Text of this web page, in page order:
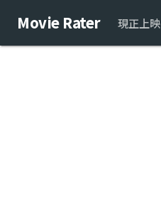
Movie Rater 現正上映